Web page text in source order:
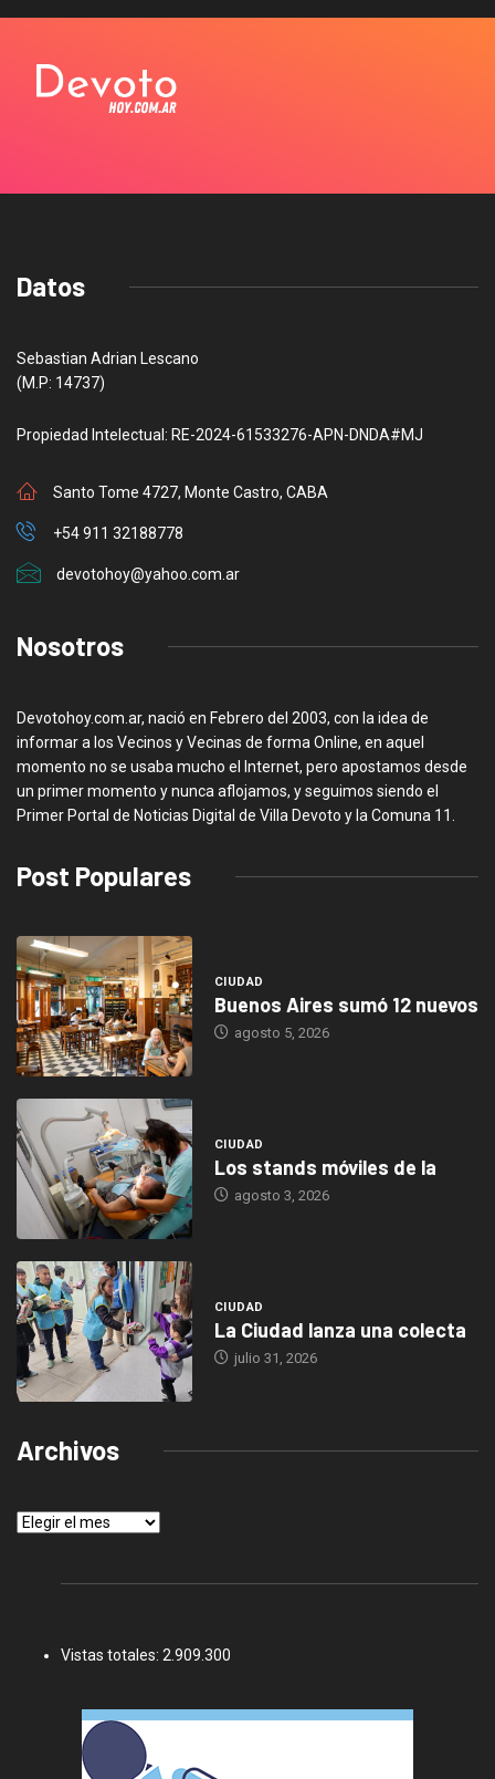
Datos
Sebastian Adrian Lescano
(M.P: 14737)
Propiedad Intelectual: RE-2024-61533276-APN-DNDA#MJ
Santo Tome 4727, Monte Castro, CABA
+54 911 32188778
devotohoy@yahoo.com.ar
Nosotros
Devotohoy.com.ar, nació en Febrero del 2003, con la idea de
informar a los Vecinos y Vecinas de forma Online, en aquel
momento no se usaba mucho el Internet, pero apostamos desde
un primer momento y nunca aflojamos, y seguimos siendo el
Primer Portal de Noticias Digital de Villa Devoto y la Comuna 11.
Post Populares
CIUDAD
Buenos Aires sumó 12 nuevos
agosto 5, 2026
CIUDAD
Los stands móviles de la
agosto 3, 2026
CIUDAD
La Ciudad lanza una colecta
julio 31, 2026
Archivos
Archivos
Vistas totales: 2.909.300